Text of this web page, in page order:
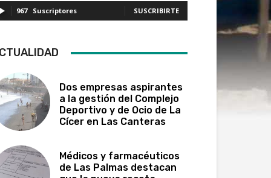
967 Suscriptores SUSCRIBIRTE
Dos empresas aspirantes
a la gestión del Complejo
Deportivo y de Ocio de La
Cícer en Las Canteras
Médicos y farmacéuticos
de Las Palmas destacan